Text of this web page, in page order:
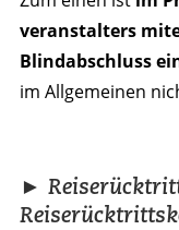
veranstalters
Blindabschluss
im Allgemeinen
►